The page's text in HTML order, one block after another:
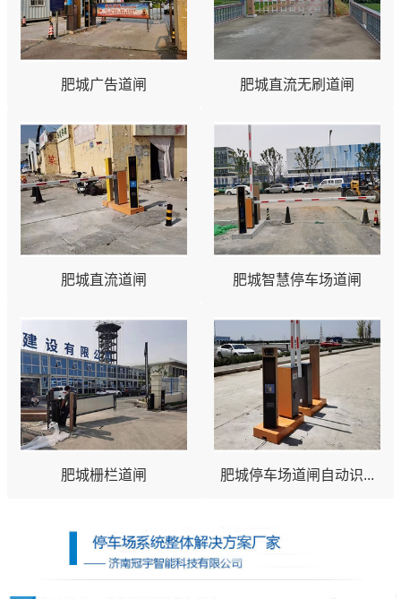
肥城广告道闸 肥城直流无刷道闸
肥城直流道闸 肥城智慧停车场道闸
肥城栅栏道闸 肥城停车场道闸自动识...